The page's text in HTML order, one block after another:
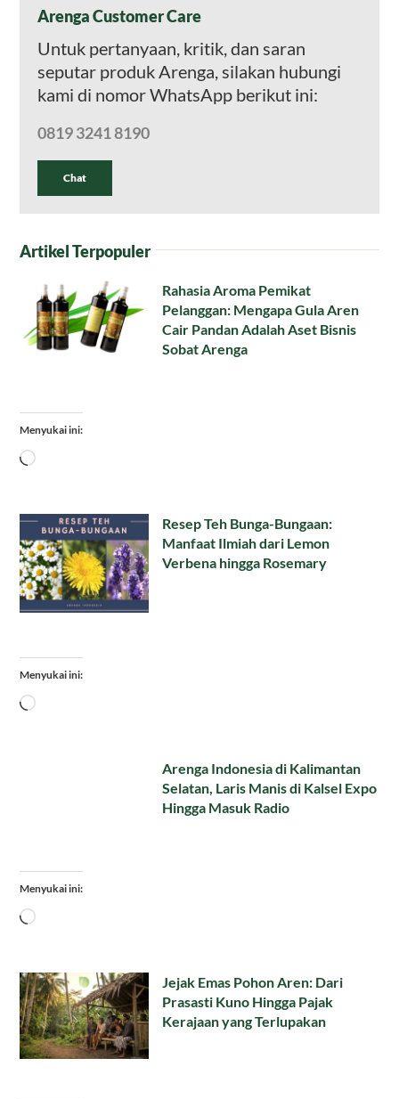
Arenga Customer Care
Untuk pertanyaan, kritik, dan saran
seputar produk Arenga, silakan hubungi
kami di nomor WhatsApp berikut ini:
0819 3241 8190
Chat
Artikel Terpopuler
Rahasia Aroma Pemikat
Pelanggan: Mengapa Gula Aren
Cair Pandan Adalah Aset Bisnis
Sobat Arenga
Menyukai ini:
Memuat...
Resep Teh Bunga-Bungaan:
Manfaat Ilmiah dari Lemon
Verbena hingga Rosemary
Menyukai ini:
Memuat...
Arenga Indonesia di Kalimantan
Selatan, Laris Manis di Kalsel Expo
Hingga Masuk Radio
Menyukai ini:
Memuat...
Jejak Emas Pohon Aren: Dari
Prasasti Kuno Hingga Pajak
Kerajaan yang Terlupakan